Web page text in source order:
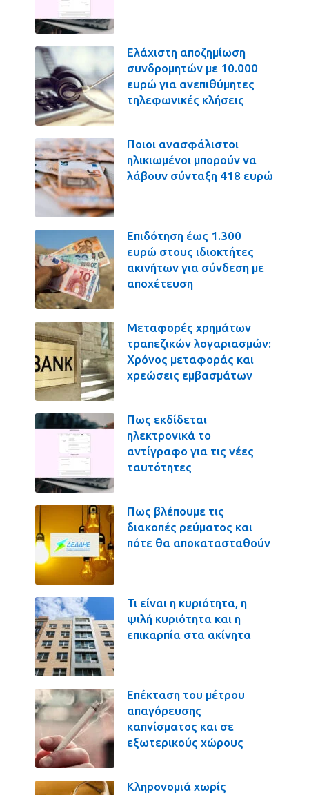
Ελάχιστη αποζημίωση
συνδρομητών με 10.000
ευρώ για ανεπιθύμητες
τηλεφωνικές κλήσεις
Ποιοι ανασφάλιστοι
ηλικιωμένοι μπορούν να
λάβουν σύνταξη 418 ευρώ
Επιδότηση έως 1.300
ευρώ στους ιδιοκτήτες
ακινήτων για σύνδεση με
αποχέτευση
Μεταφορές χρημάτων
τραπεζικών λογαριασμών:
Χρόνος μεταφοράς και
χρεώσεις εμβασμάτων
Πως εκδίδεται
ηλεκτρονικά το
αντίγραφο για τις νέες
ταυτότητες
Πως βλέπουμε τις
διακοπές ρεύματος και
πότε θα αποκατασταθούν
Τι είναι η κυριότητα, η
ψιλή κυριότητα και η
επικαρπία στα ακίνητα
Επέκταση του μέτρου
απαγόρευσης
καπνίσματος και σε
εξωτερικούς χώρους
Κληρονομιά χωρίς